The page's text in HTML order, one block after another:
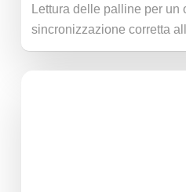
Lettura delle palline per un
sincronizzazione corretta